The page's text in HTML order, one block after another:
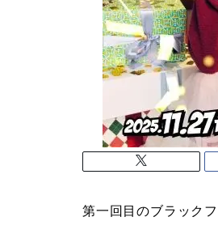
第一回目のブラック